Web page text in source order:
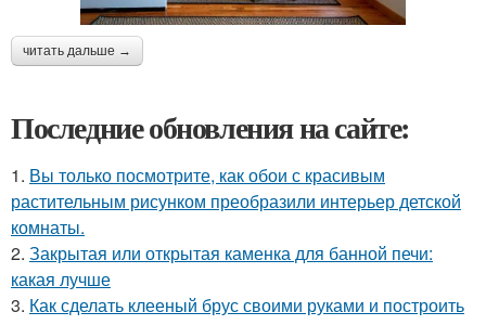
читать дальше →
Последние обновления на сайте:
1. Вы только посмотрите, как обои с красивым
растительным рисунком преобразили интерьер детской
комнаты.
2. Закрытая или открытая каменка для банной печи:
какая лучше
3. Как сделать клееный брус своими руками и построить